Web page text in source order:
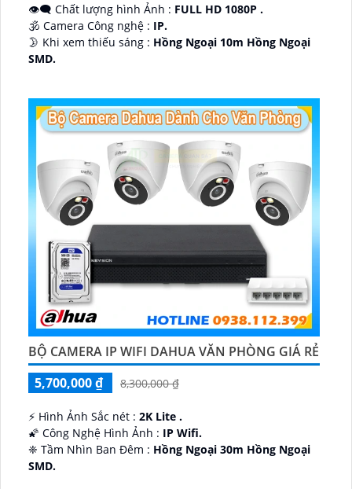
👁️‍🗨 Chất lượng hình Ảnh : FULL HD 1080P .
🕉️ Camera Công nghệ : IP.
🌛 Khi xem thiếu sáng : Hồng Ngoại 10m Hồng Ngoại
SMD.
BỘ CAMERA IP WIFI DAHUA VĂN PHÒNG GIÁ RẺ
5,700,000 ₫
8,300,000 ₫
️⚡ Hình Ảnh Sắc nét : 2K Lite .
🌠 Công Nghệ Hình Ảnh : IP Wifi.
❈ Tầm Nhìn Ban Đêm : Hồng Ngoại 30m Hồng Ngoại
SMD.